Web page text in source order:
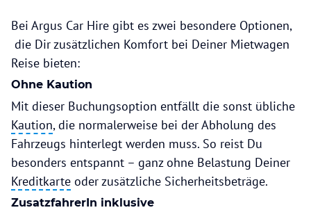
Bei Argus Car Hire gibt es zwei besondere Optionen,
die Dir zusätzlichen Komfort bei Deiner Mietwagen
Reise bieten:
Ohne Kaution
Mit dieser Buchungsoption entfällt die sonst übliche
Kaution, die normalerweise bei der Abholung des
Fahrzeugs hinterlegt werden muss. So reist Du
besonders entspannt – ganz ohne Belastung Deiner
Kreditkarte oder zusätzliche Sicherheitsbeträge.
ZusatzfahrerIn inklusive